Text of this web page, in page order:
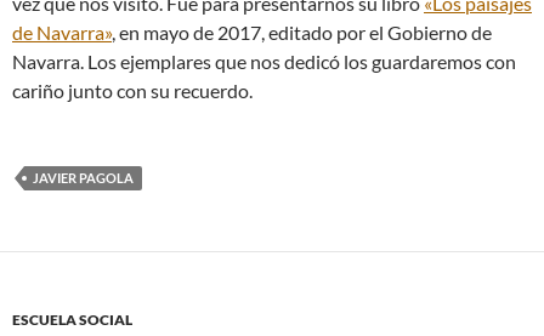
de Navarra», en mayo de 2017, editado por el Gobierno de
Navarra. Los ejemplares que nos dedicó los guardaremos con
cariño junto con su recuerdo.
JAVIER PAGOLA
ESCUELA SOCIAL